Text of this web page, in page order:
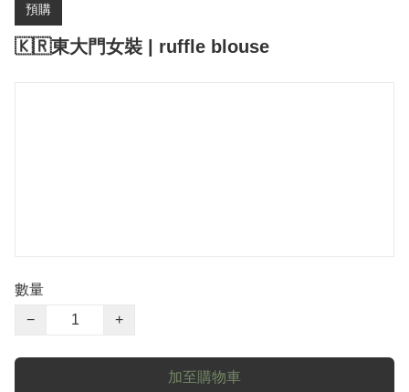
預購
🇰🇷東大門女裝 | ruffle blouse
數量
−
+
加至購物車